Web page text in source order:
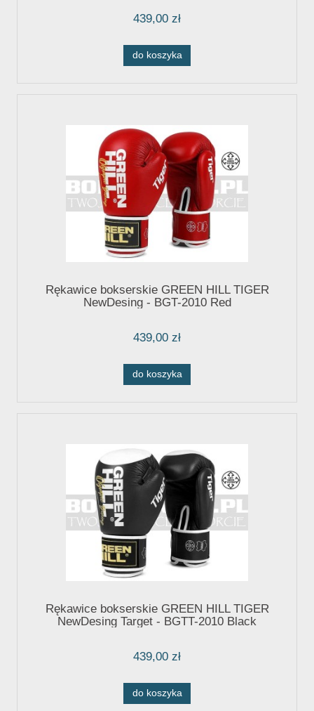
439,00 zł
do koszyka
Rękawice bokserskie GREEN HILL TIGER
NewDesing - BGT-2010 Red
439,00 zł
do koszyka
Rękawice bokserskie GREEN HILL TIGER
NewDesing Target - BGTT-2010 Black
439,00 zł
do koszyka